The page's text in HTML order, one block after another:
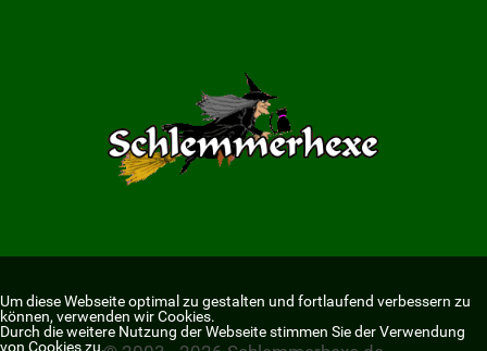
Um diese Webseite optimal zu gestalten und fortlaufend verbessern zu
können, verwenden wir Cookies.
Durch die weitere Nutzung der Webseite stimmen Sie der Verwendung
von Cookies zu.